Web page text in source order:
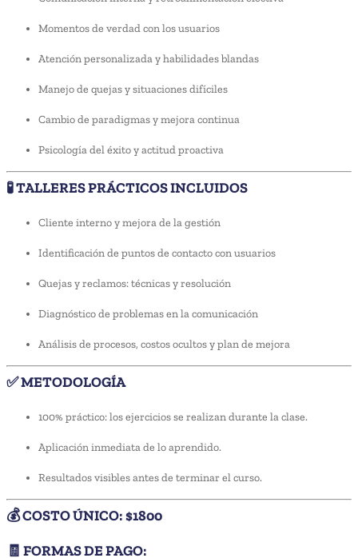
Momentos de verdad con los usuarios
Atención personalizada y habilidades blandas
Manejo de quejas y situaciones difíciles
Cambio de paradigmas y mejora continua
Psicología del éxito y actitud proactiva
🧪 TALLERES PRÁCTICOS INCLUIDOS
Cliente interno y mejora de la gestión
Identificación de puntos de contacto con usuarios
Quejas y reclamos: técnicas y resolución
Diagnóstico de problemas en la comunicación
Análisis de procesos, costos ocultos y plan de mejora
✅ METODOLOGÍA
100% práctico: los ejercicios se realizan durante la clase.
Aplicación inmediata de lo aprendido.
Resultados visibles antes de terminar el curso.
💰 COSTO ÚNICO: $1800
🧾 FORMAS DE PAGO: